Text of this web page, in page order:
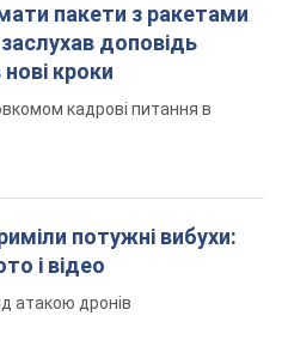
пакети з ракетами
доповідь
кроки
кадрові питання в
потужні вибухи:
і відео
атакою дронів